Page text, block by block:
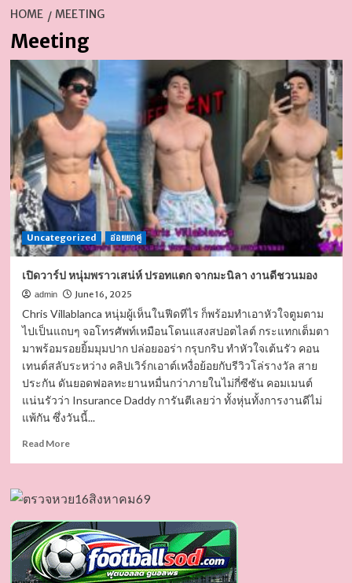
HOME MEETING
Meeting
Uncategorized อ่อยยกคู่
เปิดวาร์ป หนุ่มพราวเสน่ห์ ปรอทแตก จากมะนิลา งานดีชวนมอง
admin June 16, 2025
Chris Villablanca หนุ่มผู้เห็นในฟีดทีไร ก็พร้อมทำเอาหัวใจตูมตาม
ไปเป็นแถบๆ จอโทรศัพท์เหมือนโดนแสงสปอตไลต์ กระแทกเต็มตา
มาพร้อมรอยยิ้มมุมปาก ปล่อยออร่า กรุบกริบ ทำหัวใจเต้นรัว คอน
เทนต์สลับระหว่าง คลิปเวิร์กเอาต์เหงื่อย้อยกับรีวิวโล่รางวัล สาย
ประกัน ดันยอดฟอลทะยานหมื่นกว่าภายในไม่กี่ซีซัน คอมเมนต์
แน่นรัวว่า Insurance Daddy การันตีเลยว่า ทั้งหุ่นทั้งการงานดีไม่
แพ้กัน ซึ่งวันนี้...
Read MoreRead
วาร์
หนุ่ม
พราว
เสน่ห์
ปรอท